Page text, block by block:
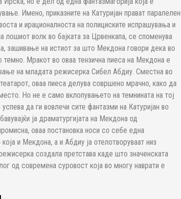
Имено, приказните на Катуријан прават паралелен
и ирационалноста на полициските испрашувања и
лошиот волк во бајката за Црвенкапа, се споменува
зашивање на истиот за што Мекдона говори дека во
Мракот во оваа тензична пиеса на Мекдона е
на младата режисерка Сибел Абдиу. Сместна во
оваа пиеса делува совршено мрачно, како да
Но не е само вклопувањето на темнината на тој
да ги вовлечи сите фантазми на Катуријан во
ја драматургијата на Мекдона од
оваа постановка носи со себе една
и Мекдона, а и Абдиу ја отелотворуваат низ
создала претстава каде што значенската
од современа суровост која во многу наврати е